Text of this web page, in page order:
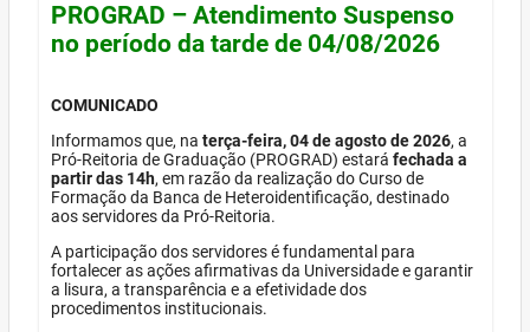
PROGRAD – Atendimento Suspenso
no período da tarde de 04/08/2026
COMUNICADO
Informamos que, na terça-feira, 04 de agosto de 2026, a
Pró-Reitoria de Graduação (PROGRAD) estará fechada a
partir das 14h, em razão da realização do Curso de
Formação da Banca de Heteroidentificação, destinado
aos servidores da Pró-Reitoria.
A participação dos servidores é fundamental para
fortalecer as ações afirmativas da Universidade e garantir
a lisura, a transparência e a efetividade dos
procedimentos institucionais.